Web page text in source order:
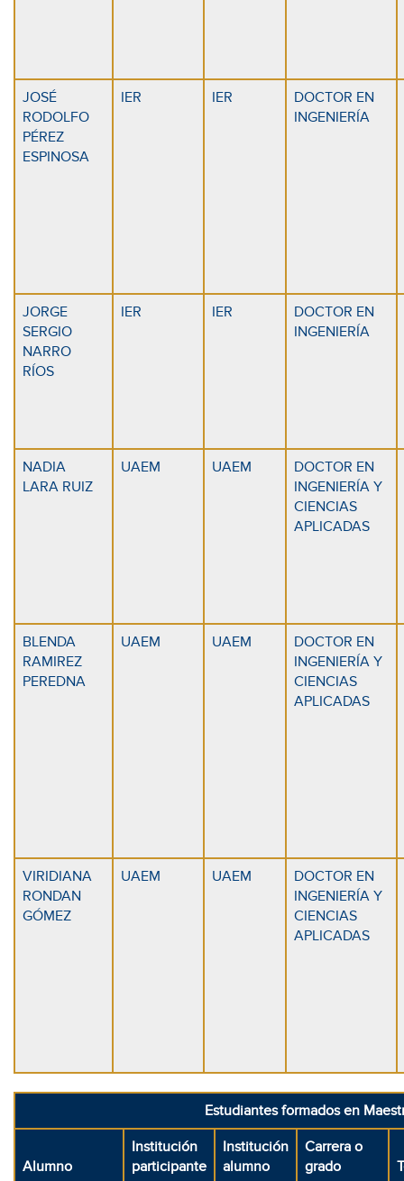
JOSÉ
RODOLFO
PÉREZ
ESPINOSA
IER IER
DOCTOR EN
INGENIERÍA
JORGE
SERGIO
NARRO
RÍOS
IER IER
DOCTOR EN
INGENIERÍA
NADIA
LARA RUIZ
UAEM UAEM
DOCTOR EN
INGENIERÍA Y
CIENCIAS
APLICADAS
BLENDA
RAMIREZ
PEREDNA
UAEM UAEM
DOCTOR EN
INGENIERÍA Y
CIENCIAS
APLICADAS
VIRIDIANA
RONDAN
GÓMEZ
UAEM UAEM
DOCTOR EN
INGENIERÍA Y
CIENCIAS
APLICADAS
Estudiantes formados en
Alumno
Institución
participante
Institución
alumno
Carrera o
grado